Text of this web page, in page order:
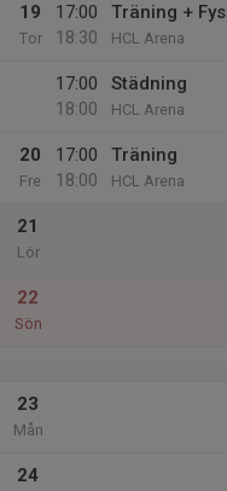
19
Tor
17:00
18:30
Träning + Fys
HCL Arena
17:00
18:00
Städning
HCL Arena
20
Fre
17:00
18:00
Träning
HCL Arena
21
Lör
22
Sön
23
Mån
24